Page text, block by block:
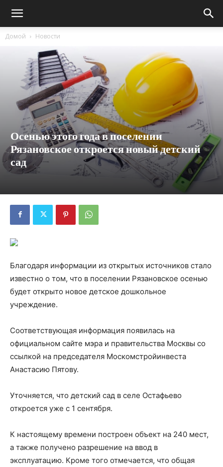
Домой Новости
Осенью этого года в поселении
Рязановское откроется новый детский
сад
Благодаря информации из открытых источников стало
известно о том, что в поселении Рязановское осенью
будет открыто новое детское дошкольное
учреждение.
Соответствующая информация появилась на
официальном сайте мэра и правительства Москвы со
ссылкой на председателя Москомстройинвеста
Анастасию Пятову.
Уточняется, что детский сад в селе Остафьево
откроется уже с 1 сентября.
К настоящему времени построен объект на 240 мест,
а также получено разрешение на ввод в
эксплуатацию. Кроме того отмечается, что общая